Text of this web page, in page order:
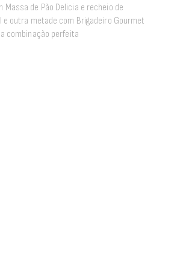
Massa de Pão Delicia e recheio de
e outra metade com Brigadeiro Gourmet
combinação perfeita